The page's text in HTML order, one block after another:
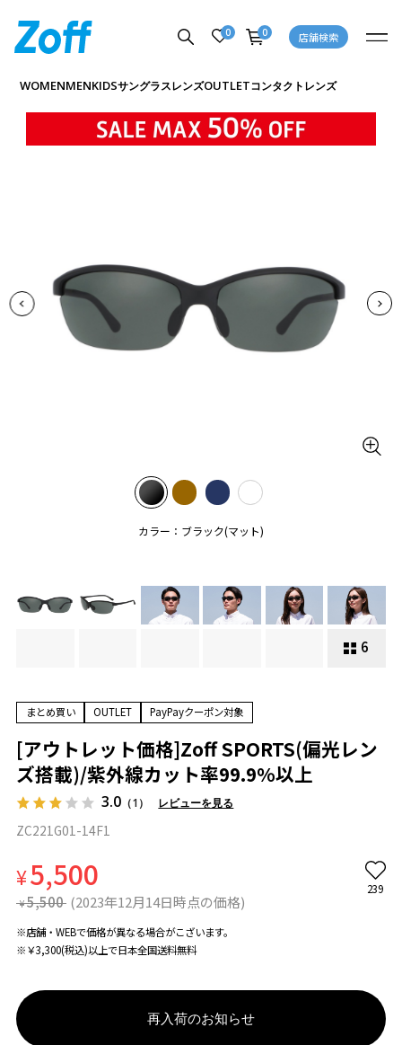
0 0 店舗検索
WOMENMENKIDSサングラスレンズOUTLETコンタクトレンズ
カラー：ブラック(マット)
6
商品詳細ページへ
まとめ買い OUTLET PayPayクーポン対象
[アウトレット価格]Zoff SPORTS(偏光レン
ズ搭載)/紫外線カット率99.9%以上
3.0 （1） レビューを見る
ZC221G01-14F1
¥5,500
¥ 5,500 (2023年12月14日時点の価格)
239
※店舗・WEBで価格が異なる場合がこざいます。
※￥3,300(税込)以上で日本全国送料無料
再入荷のお知らせ